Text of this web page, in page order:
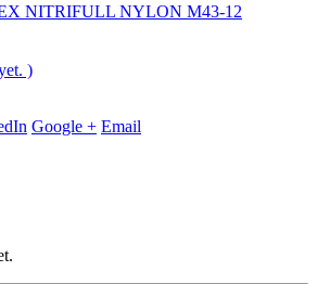
NITRIFULL NYLON M43-12
)
Google + Email